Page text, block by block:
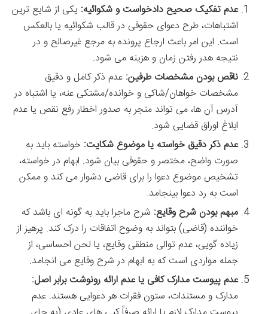
عدم تفکیک صحیح دادخواست و شکوائیه: یکی از شایع ترین
اشتباهات، طرح دعوای حقوقی در قالب شکوائیه یا بالعکس
است. این امر باعث ارجاع پرونده به مرجع غیرصالح و در
نتیجه هدر رفتن زمان و هزینه می شود.
ناقص بودن مشخصات طرفین: عدم ذکر کامل و دقیق
مشخصات خواهان/شاکی و خوانده/مشتکی عنه، یا اشتباه در
آدرس آن ها، می تواند منجر به صدور اخطار رفع نقص یا عدم
ابلاغ اوراق قضایی شود.
عدم ذکر دقیق خواسته یا موضوع شکایت: خواسته باید به
صورت واضح، مختصر و حقوقی بیان شود. ابهام در خواسته،
تشخیص موضوع دعوا را برای قاضی دشوار می کند و ممکن
است به رد دعوا بینجامد.
مبهم بودن شرح وقایع: شرح ماجرا باید به گونه ای باشد که
خواننده (قاضی) بتواند به وضوح اتفاقات را درک کند. پرهیز از
زیاده گویی، عدم توالی منطقی وقایع، یا لحن احساسی، از
جمله مواردی است که به ابهام در شرح وقایع می انجامد.
عدم پیوست مدارک کافی یا عدم ارائه رونوشت برابر اصل:
مدارک و مستندات، ستون فقرات هر دعوایی هستند. عدم